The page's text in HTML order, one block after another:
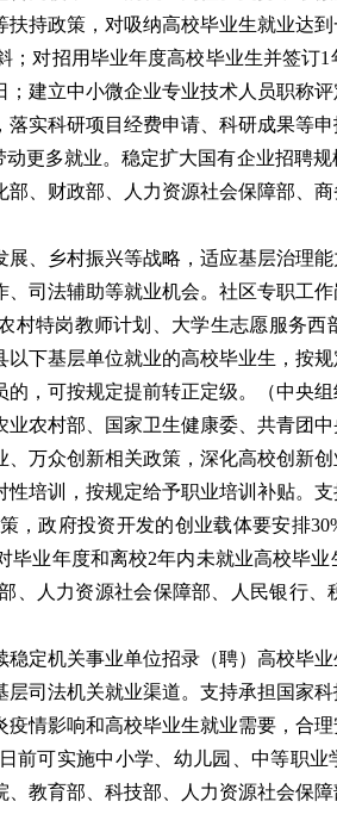
持政策，对吸纳高校毕业生就业达
对招用毕业年度高校毕业生并签订
；建立中小微企业专业技术人员职称
实科研项目经费申请、科研成果等
更多就业。稳定扩大国有企业招聘
部、财政部、人力资源社会保障部、
展、乡村振兴等战略，适应基层治理
司法辅助等就业机会。社区专职工
村特岗教师计划、大学生志愿服务
下基层单位就业的高校毕业生，按
，可按规定提前转正定级。
（中央
农村部、国家卫生健康委、共青团中
、万众创新相关政策，深化高校创新
培训，按规定给予职业培训补贴。
，政府投资开发的创业载体要安排
业年度和离校2年内未就业高校毕
、人力资源社会保障部、人民银行
稳定机关事业单位招录（聘）高校毕
司法机关就业渠道。支持承担国家
情影响和高校毕业生就业需要，合
前可实施中小学、幼儿园、中等职
教育部、科技部、人力资源社会保障